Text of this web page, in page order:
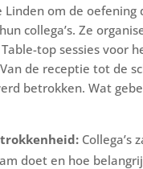
Linden om de oefening
collega’s. Ze
top sessies voor
de receptie tot de
betrokken. Wat
Collega’s
doet en hoe